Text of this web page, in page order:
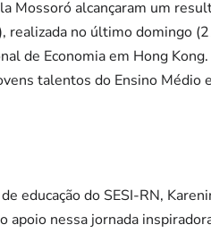
Mossoró alcançaram um
realizada no último domingo
de Economia em Hong
talentos do Ensino
educação do SESI-RN,
apoio nessa jornada